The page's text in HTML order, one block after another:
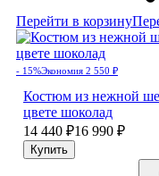
Перейти в корзину
- 15%Экономия 2 550 ₽
Костюм из нежной
цвете шоколад
14 440 ₽16 990 ₽